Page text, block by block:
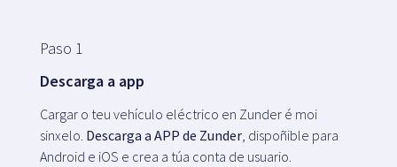
Paso 1
Descarga a app
Cargar o teu vehículo eléctrico en Zunder é moi
sinxelo. Descarga a APP de Zunder, dispoñible para
Android e iOS e crea a túa conta de usuario.